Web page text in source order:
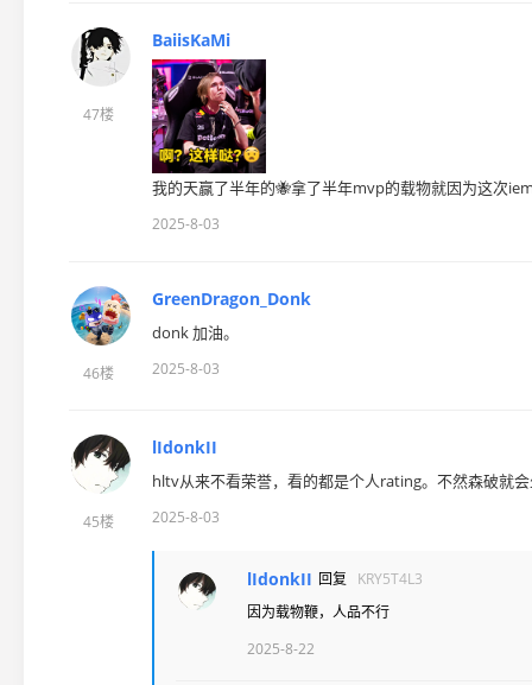
47楼
BaiisKaMi
我的天赢了半年的🐝拿了半年mvp的载物就因为这次
2025-8-03
46楼
GreenDragon_Donk
donk 加油。
2025-8-03
45楼
lIdonkII
hltv从来不看荣誉，看的都是个人rating。不然森破就
2025-8-03
lIdonkII 回复
KRY5T4L3
因为载物鞭，人品不行
2025-8-22